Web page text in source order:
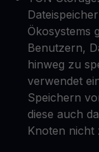
Ökosystems
Benutzern,
hinweg zu
verwendet
Speichern
diese auch
Knoten nicht